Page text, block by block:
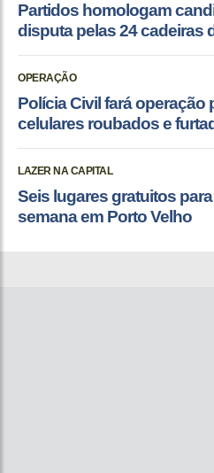
Partidos homologam
disputa pelas 24 cadeiras
OPERAÇÃO
Polícia Civil fará operação
celulares roubados e
LAZER NA CAPITAL
Seis lugares gratuitos
semana em Porto Velho